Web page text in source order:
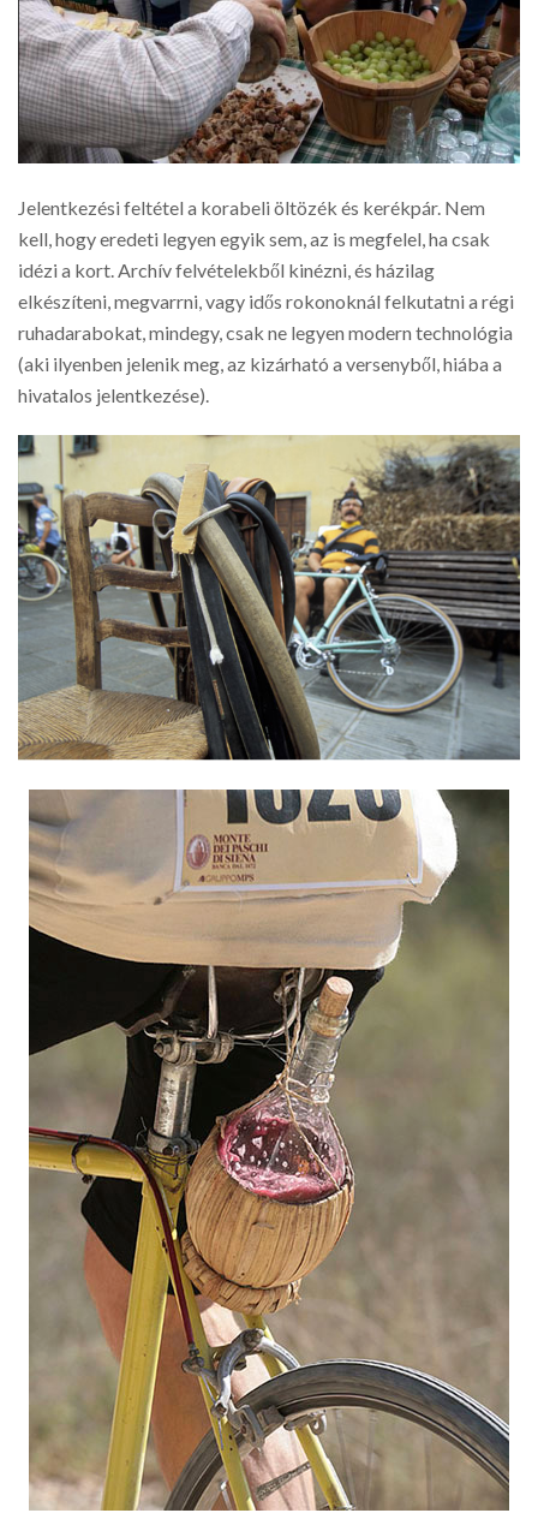
Jelentkezési feltétel a korabeli öltözék és kerékpár. Nem
kell, hogy eredeti legyen egyik sem, az is megfelel, ha csak
idézi a kort. Archív felvételekből kinézni, és házilag
elkészíteni, megvarrni, vagy idős rokonoknál felkutatni a régi
ruhadarabokat, mindegy, csak ne legyen modern technológia
(aki ilyenben jelenik meg, az kizárható a versenyből, hiába a
hivatalos jelentkezése).